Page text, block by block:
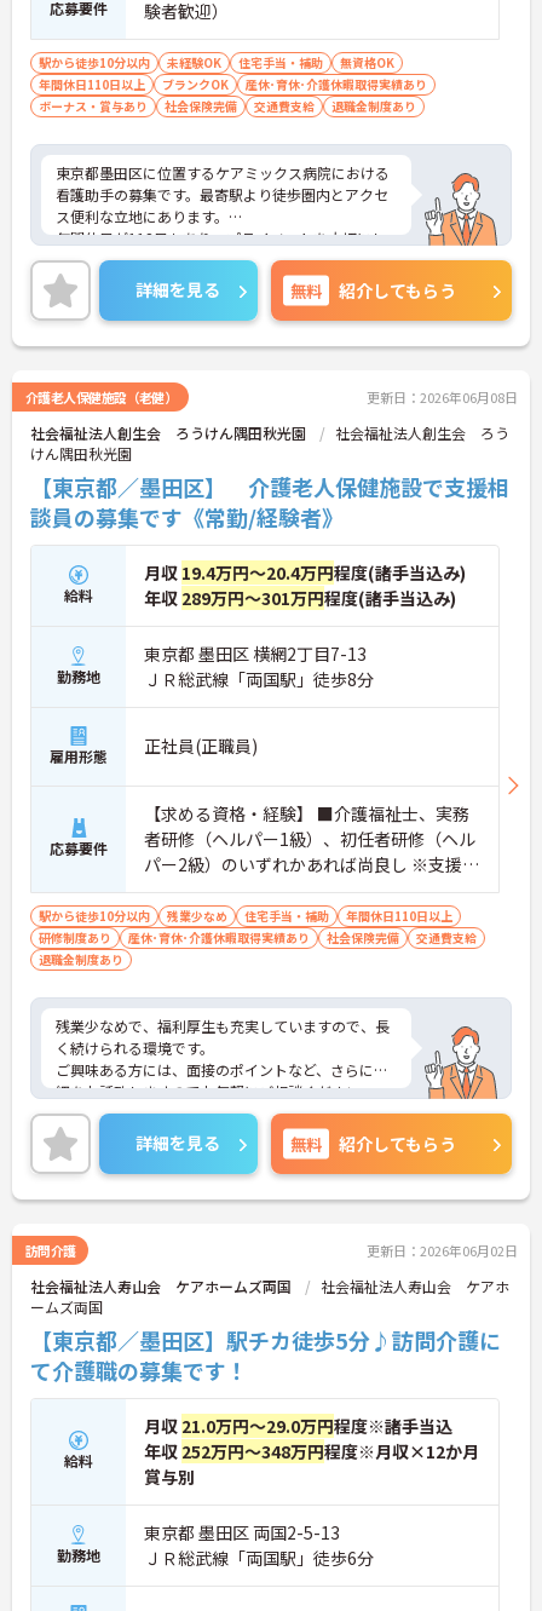
応募要件 験者歓迎）
駅から徒歩10分以内 未経験OK 住宅手当・補助
無資格OK
年間休日110日以上
ブランクOK
産休･育休･介護休暇取得実績あり
ボーナス・賞与あり
社会保険完備 交通費支給 退職金制度あり
東京都墨田区に位置するケアミックス病院における
看護助手の募集です。最寄駅より徒歩圏内とアクセ
ス便利な立地にあります。
年間休日が112日もあり、プライベートを大切にし
ながらご勤務いただけます。
ご興味のある方には、面接対策ポイントなど、さら
に詳細をお話しいたしますのでお気軽にご相談くだ
さい！
詳細を見る 無料 紹介してもらう
介護老人保健施設（老健） 更新日：2026年06月08日
社会福祉法人創生会 ろうけん隅田秋光園
社会福祉法人創生会 ろう
けん隅田秋光園
【東京都／墨田区】 介護老人保健施設で支援相
談員の募集です《常勤/経験者》
給料
月収 19.4万円～20.4万円程度(諸手当込み)
年収 289万円～301万円程度(諸手当込み)
勤務地
東京都 墨田区 横網2丁目7-13
ＪＲ総武線「両国駅」徒歩8分
雇用形態 正社員(正職員)
応募要件
【求める資格・経験】 ■介護福祉士、実務
者研修（ヘルパー1級）、初任者研修（ヘル
パー2級）のいずれかあれば尚良し ※支援相
談員業務経験者 ■普通自動車免許(AT限定
可)
駅から徒歩10分以内 残業少なめ 住宅手当・補助
年間休日110日以上
研修制度あり
産休･育休･介護休暇取得実績あり 社会保険完備
交通費支給
退職金制度あり
残業少なめで、福利厚生も充実していますので、長
く続けられる環境です。
ご興味ある方には、面接のポイントなど、さらに詳
細をお話致しますのでお気軽にご相談ください。
詳細を見る 無料 紹介してもらう
訪問介護 更新日：2026年06月02日
社会福祉法人寿山会 ケアホームズ両国
社会福祉法人寿山会 ケアホ
ームズ両国
【東京都／墨田区】駅チカ徒歩5分♪訪問介護に
て介護職の募集です！
給料
月収 21.0万円～29.0万円程度※諸手当込
年収 252万円～348万円程度※月収×12か月
賞与別
勤務地
東京都 墨田区 両国2-5-13
ＪＲ総武線「両国駅」徒歩6分